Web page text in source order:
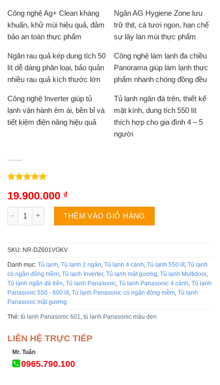
Công nghệ Ag+ Clean kháng
khuẩn, khử mùi hiệu quả, đảm
bảo an toàn thực phẩm
Ngăn AG Hygiene Zone lưu
trữ thịt, cá tươi ngon, hạn chế
sự lây lan mùi thực phẩm
Ngăn rau quả kép dung tích 50
lít dễ dàng phân loại, bảo quản
nhiều rau quả kích thước lớn
Công nghệ làm lạnh đa chiều
Panorama giúp làm lạnh thực
phẩm nhanh chóng đồng đều
Công nghệ Inverter giúp tủ
lạnh vận hành êm ái, bền bỉ và
tiết kiệm điện năng hiệu quả
Tủ lạnh ngăn đá trên, thiết kế
mặt kính, dung tích 550 lít
thích hợp cho gia đình 4 – 5
người
dựa trên
19.900.000 ₫
Tủ lạnh Panasonic NR-DZ601VGKV | 550L 4 cánh inverter số
THÊM VÀO GIỎ HÀNG
SKU: NR-DZ601VGKV
Danh mục: Tủ lạnh Tủ lạnh 2 ngăn Tủ lạnh 4 cánh Tủ lạnh 550 lít Tủ lạnh
có ngăn đông mềm Tủ lạnh Inverter, Tủ lạnh mặt gương Tủ lạnh Multidoor,
Tủ lạnh ngăn đá trên Tủ lạnh Panasonic Tủ lạnh Panasonic 4 cánh Tủ lạnh
Panasonic 550 - 600 lít Tủ lạnh Panasonic có ngăn đông mềm Tủ lạnh
Panasonic mặt gương
Thẻ: tủ lạnh Panasonic 601 tủ lạnh Panasonic màu đen
LIÊN HỆ TRỰC TIẾP
Mr. Tuấn
0965.790.100